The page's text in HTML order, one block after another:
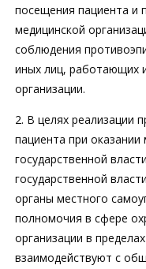
посещения пациента и
медицинской
соблюдения
иных лиц, работающих
организации.
2. В целях реализации
пациента при
государственной
государственной
органы местного
полномочия в сфере
организации в
взаимодействуют с